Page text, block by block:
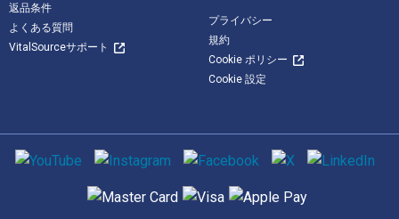
返品条件
よくある質問
VitalSourceサポート
プライバシー
規約
Cookie ポリシー
Cookie 設定
ソーシャルメディア
サポートされている支払い方法